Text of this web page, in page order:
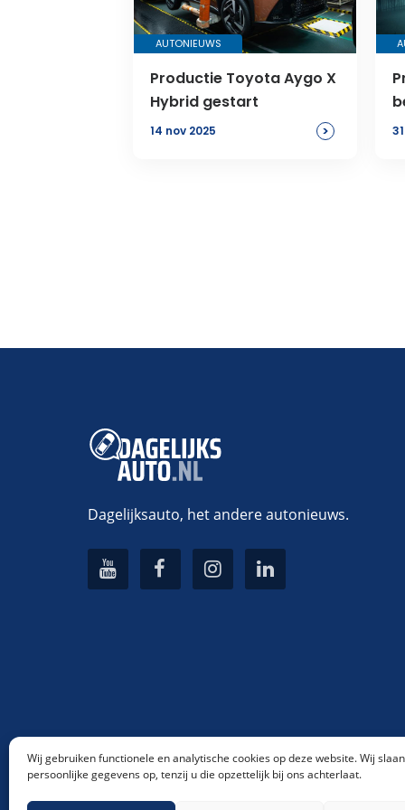
Wij gebruiken functionele en analytische cookies op deze website. Wij
persoonlijke gegevens op, tenzij u die opzettelijk bij ons achterlaat.
AUTONIEUWS
Productie Toyota Aygo X
Hybrid gestart
14 nov 2025 >
Dagelijksauto, het andere autonieuws.